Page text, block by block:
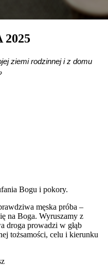
2025
ziemi rodzinnej i z domu
Bogu i pokory.
męska próba –
na Boga. Wyruszamy z
droga prowadzi w głąb
tożsamości, celu i kierunku